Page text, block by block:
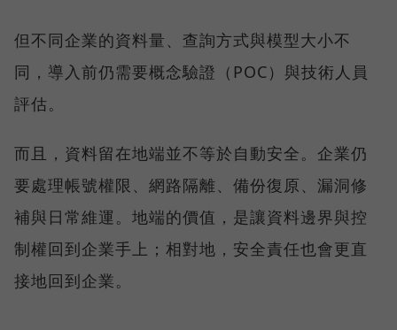
但不同企業的資料量、查詢方式與模型大小不
同，導入前仍需要概念驗證（POC）與技術人員
評估。
而且，資料留在地端並不等於自動安全。企業仍
要處理帳號權限、網路隔離、備份復原、漏洞修
補與日常維運。地端的價值，是讓資料邊界與控
制權回到企業手上；相對地，安全責任也會更直
接地回到企業。